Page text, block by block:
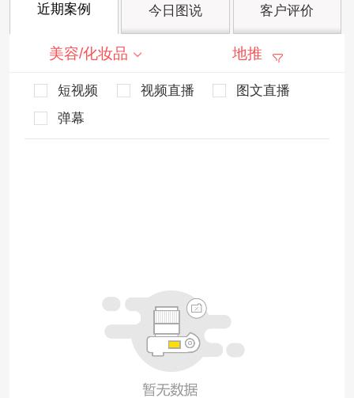
近期案例 今日图说 客户评价
美容/化妆品 地推
短视频 视频直播
图文直播
弹幕